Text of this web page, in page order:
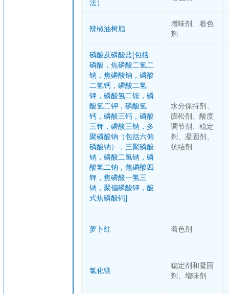
法）
辣椒油树脂
增味剂、着色
剂
磷酸及磷酸盐[包括
磷酸，焦磷酸二氢二
钠，焦磷酸钠，磷酸
二氢钙，磷酸二氢
钾，磷酸氢二铵，磷
酸氢二钾，磷酸氢
钙，磷酸三钙，磷酸
三钾，磷酸三钠，多
聚磷酸钠（包括六偏
磷酸钠），三聚磷酸
钠，磷酸二氢钠，磷
酸氢二钠，焦磷酸四
钾，焦磷酸一氢三
钠，聚偏磷酸钾，酸
式焦磷酸钙]
水分保持剂、
膨松剂、酸度
调节剂、稳定
剂、凝固剂、
抗结剂
萝卜红 着色剂
氯化镁
稳定剂和凝固
剂、增味剂